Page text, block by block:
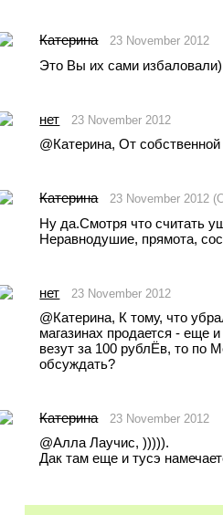
Катерина 23 November 2012
Это Вы их сами
нет 23 November 2012
@Катерина, От
Катерина 23 November 2012
Ну да.Смотря что считать
Неравнодушие, прямота,
нет 23 November 2012
@Катерина, К тому, что
магазинах продается - еще
везут за 100 рублЁв, то по
обсуждать?
Катерина 23 November 2012
@Aлла Лаучис, ))))).
Дак там еще и тусэ